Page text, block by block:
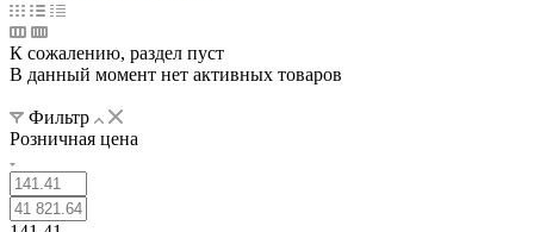
К сожалению, раздел пуст
В данный момент нет активных товаров
Фильтр
Розничная цена